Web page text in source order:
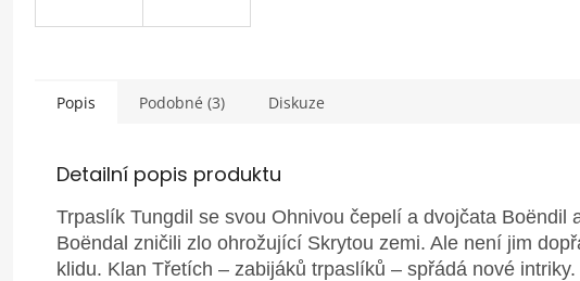
Popis Podobné (3) Diskuze
Detailní popis produktu
Trpaslík Tungdil se svou Ohnivou čepelí a dvojčata Boëndil
Boëndal zničili zlo ohrožující Skrytou zemi. Ale není jim
klidu. Klan Třetích – zabijáků trpaslíků – spřádá nové intriky.